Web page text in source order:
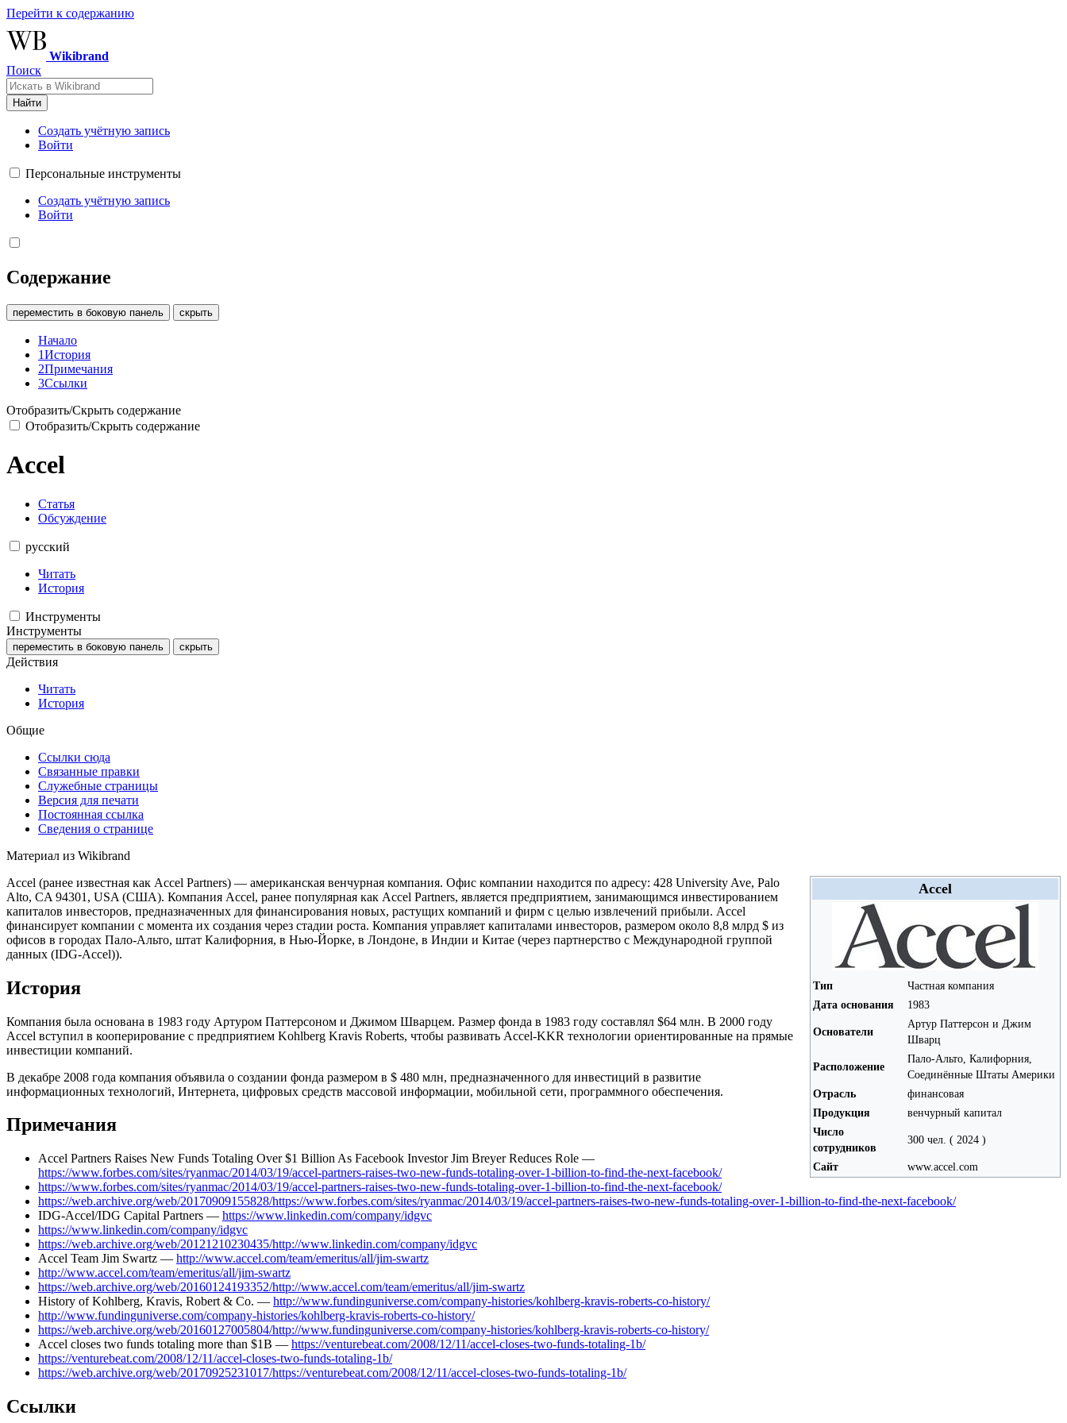
Перейти к содержанию
Wikibrand
Поиск
Найти
Создать учётную запись
Войти
Персональные инструменты
Создать учётную запись
Войти
Содержание
переместить в боковую панель скрыть
Начало
1История
2Примечания
3Ссылки
Отобразить/Скрыть содержание
Отобразить/Скрыть содержание
Accel
Статья
Обсуждение
русский
Читать
История
Инструменты
Инструменты
переместить в боковую панель скрыть
Действия
Читать
История
Общие
Ссылки сюда
Связанные правки
Служебные страницы
Версия для печати
Постоянная ссылка
Сведения о странице
Материал из Wikibrand
Accel
Тип
Частная компания
Дата основания
1983
Основатели
Артур Паттерсон и Джим
Шварц
Расположение
Пало-Альто, Калифорния,
Соединённые Штаты Америки
Отрасль
финансовая
Продукция
венчурный капитал
Число
сотрудников
300 чел. ( 2024 )
Сайт www.accel.com
Accel (ранее известная как Accel Partners) — американская венчурная компания. Офис компании находится по адресу: 428 University Ave, Palo
Alto, CA 94301, USA (США). Компания Accel, ранее популярная как Accel Partners, является предприятием, занимающимся инвестированием
капиталов инвесторов, предназначенных для финансирования новых, растущих компаний и фирм с целью извлечений прибыли. Accel
финансирует компании с момента их создания через стадии роста. Компания управляет капиталами инвесторов, размером около 8,8 млрд $ из
офисов в городах Пало-Альто, штат Калифорния, в Нью-Йорке, в Лондоне, в Индии и Китае (через партнерство с Международной группой
данных (IDG-Accel)).
История
Компания была основана в 1983 году Артуром Паттерсоном и Джимом Шварцем. Размер фонда в 1983 году составлял $64 млн. В 2000 году
Accel вступил в кооперирование с предприятием Kohlberg Kravis Roberts, чтобы развивать Accel-KKR технологии ориентированные на прямые
инвестиции компаний.
В декабре 2008 года компания объявила о создании фонда размером в $ 480 млн, предназначенного для инвестиций в развитие
информационных технологий, Интернета, цифровых средств массовой информации, мобильной сети, программного обеспечения.
Примечания
Accel Partners Raises New Funds Totaling Over $1 Billion As Facebook Investor Jim Breyer Reduces Role —
https://www.forbes.com/sites/ryanmac/2014/03/19/accel-partners-raises-two-new-funds-totaling-over-1-billion-to-find-the-next-facebook/
https://www.forbes.com/sites/ryanmac/2014/03/19/accel-partners-raises-two-new-funds-totaling-over-1-billion-to-find-the-next-facebook/
https://web.archive.org/web/20170909155828/https://www.forbes.com/sites/ryanmac/2014/03/19/accel-partners-raises-two-new-funds-totaling-over-1-billion-to-find-the-next-facebook/
IDG-Accel/IDG Capital Partners — https://www.linkedin.com/company/idgvc
https://www.linkedin.com/company/idgvc
https://web.archive.org/web/20121210230435/http://www.linkedin.com/company/idgvc
Accel Team Jim Swartz — http://www.accel.com/team/emeritus/all/jim-swartz
http://www.accel.com/team/emeritus/all/jim-swartz
https://web.archive.org/web/20160124193352/http://www.accel.com/team/emeritus/all/jim-swartz
History of Kohlberg, Kravis, Robert & Co. — http://www.fundinguniverse.com/company-histories/kohlberg-kravis-roberts-co-history/
http://www.fundinguniverse.com/company-histories/kohlberg-kravis-roberts-co-history/
https://web.archive.org/web/20160127005804/http://www.fundinguniverse.com/company-histories/kohlberg-kravis-roberts-co-history/
Accel closes two funds totaling more than $1B — https://venturebeat.com/2008/12/11/accel-closes-two-funds-totaling-1b/
https://venturebeat.com/2008/12/11/accel-closes-two-funds-totaling-1b/
https://web.archive.org/web/20170925231017/https://venturebeat.com/2008/12/11/accel-closes-two-funds-totaling-1b/
Ссылки